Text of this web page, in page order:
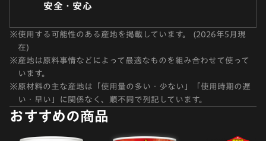
安全・安心
※使用する可能性のある産地を掲載しています。 (2026年5月現
在)
※産地は原料事情などによって最適なものを組み合わせて使って
います。
※原材料の主な産地は「使用量の多い・少ない」「使用時期の遅
い・早い」に関係なく、順不同で列記しています。
おすすめの商品